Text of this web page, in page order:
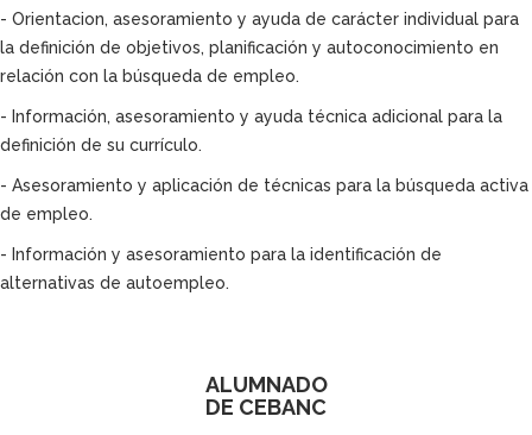
- Orientacion, asesoramiento y ayuda de carácter individual para
la definición de objetivos, planificación y autoconocimiento en
relación con la búsqueda de empleo.
- Información, asesoramiento y ayuda técnica adicional para la
definición de su currículo.
- Asesoramiento y aplicación de técnicas para la búsqueda activa
de empleo.
- Información y asesoramiento para la identificación de
alternativas de autoempleo.
ALUMNADO
DE CEBANC